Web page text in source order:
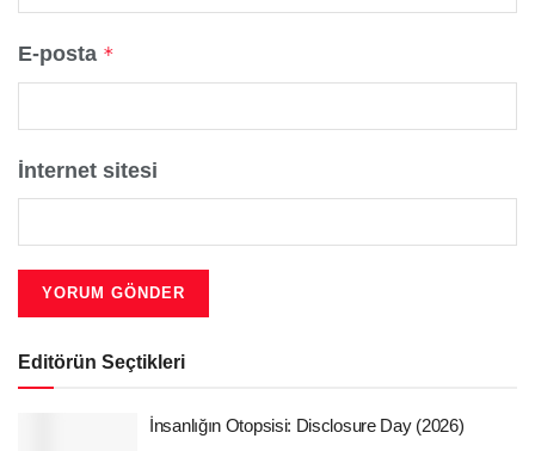
E-posta *
İnternet sitesi
Editörün Seçtikleri
İnsanlığın Otopsisi: Disclosure Day (2026)